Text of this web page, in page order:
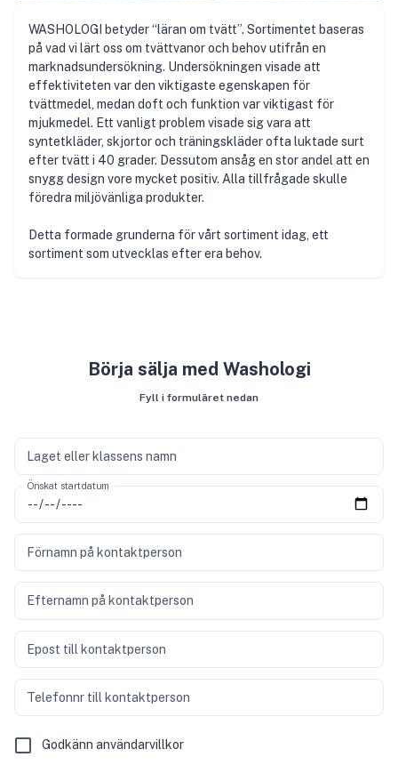
WASHOLOGI betyder “läran om tvätt”. Sortimentet baseras
på vad vi lärt oss om tvättvanor och behov utifrån en
marknadsundersökning. Undersökningen visade att
effektiviteten var den viktigaste egenskapen för
tvättmedel, medan doft och funktion var viktigast för
mjukmedel. Ett vanligt problem visade sig vara att
syntetkläder, skjortor och träningskläder ofta luktade surt
efter tvätt i 40 grader. Dessutom ansåg en stor andel att en
snygg design vore mycket positiv. Alla tillfrågade skulle
föredra miljövänliga produkter.
Detta formade grunderna för vårt sortiment idag, ett
sortiment som utvecklas efter era behov.
Börja sälja med Washologi
Fyll i formuläret nedan
Laget eller klassens namn
Önskat startdatum
Förnamn på kontaktperson
Efternamn på kontaktperson
Epost till kontaktperson
Telefonnr till kontaktperson
Godkänn användarvillkor